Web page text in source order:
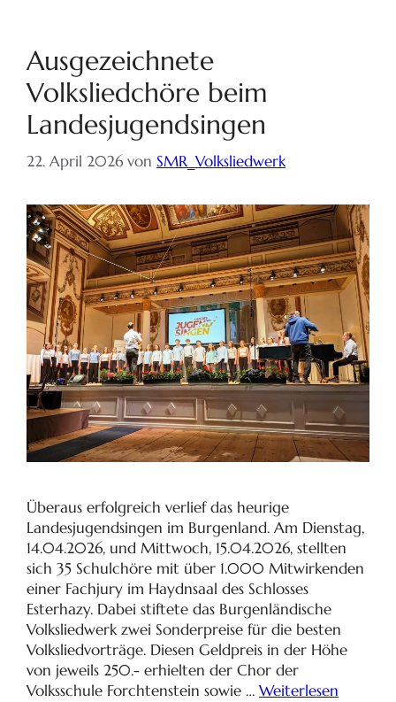
Ausgezeichnete
Volksliedchöre beim
Landesjugendsingen
22. April 2026 von SMR_Volksliedwerk
Überaus erfolgreich verlief das heurige
Landesjugendsingen im Burgenland. Am Dienstag,
14.04.2026, und Mittwoch, 15.04.2026, stellten
sich 35 Schulchöre mit über 1.000 Mitwirkenden
einer Fachjury im Haydnsaal des Schlosses
Esterhazy. Dabei stiftete das Burgenländische
Volksliedwerk zwei Sonderpreise für die besten
Volksliedvorträge. Diesen Geldpreis in der Höhe
von jeweils 250.- erhielten der Chor der
Volksschule Forchtenstein sowie … Weiterlesen